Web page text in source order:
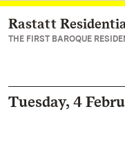
Navigate to main
Rastatt
THE FIRST BAROQUE
Tuesday, 4